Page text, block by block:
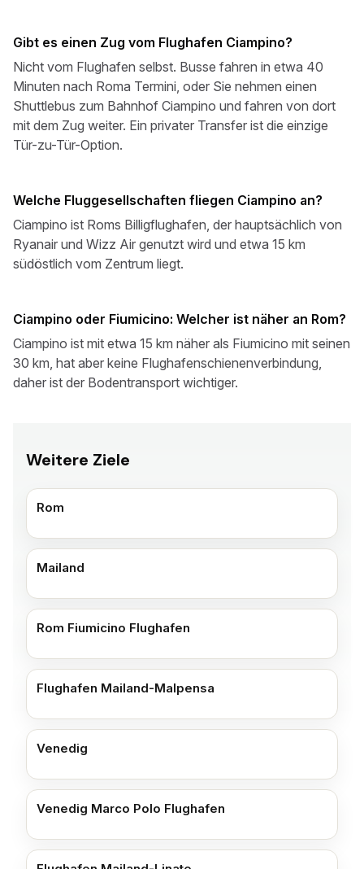
Gibt es einen Zug vom Flughafen Ciampino?
Nicht vom Flughafen selbst. Busse fahren in etwa 40
Minuten nach Roma Termini, oder Sie nehmen einen
Shuttlebus zum Bahnhof Ciampino und fahren von dort
mit dem Zug weiter. Ein privater Transfer ist die einzige
Tür-zu-Tür-Option.
Welche Fluggesellschaften fliegen Ciampino an?
Ciampino ist Roms Billigflughafen, der hauptsächlich von
Ryanair und Wizz Air genutzt wird und etwa 15 km
südöstlich vom Zentrum liegt.
Ciampino oder Fiumicino: Welcher ist näher an Rom?
Ciampino ist mit etwa 15 km näher als Fiumicino mit seinen
30 km, hat aber keine Flughafenschienenverbindung,
daher ist der Bodentransport wichtiger.
Weitere Ziele
Rom
Mailand
Rom Fiumicino Flughafen
Flughafen Mailand-Malpensa
Venedig
Venedig Marco Polo Flughafen